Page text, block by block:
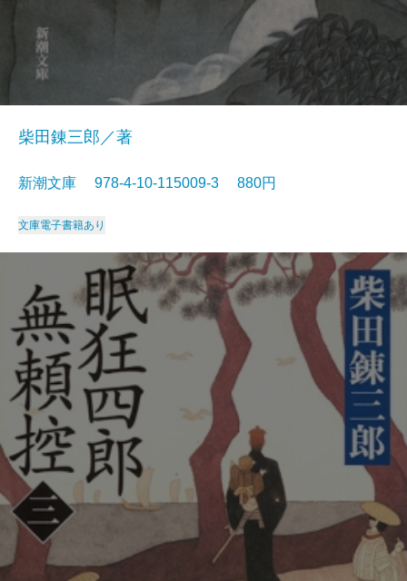
柴田錬三郎／著
新潮文庫 978-4-10-115009-3 880円
文庫電子書籍あり